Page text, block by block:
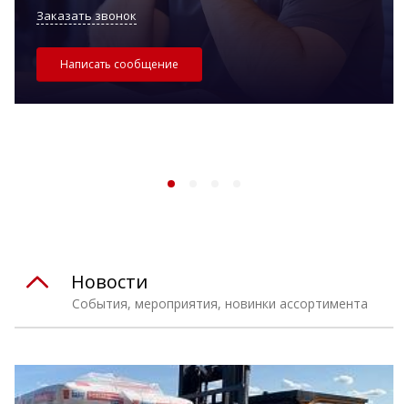
Заказать звонок
Написать сообщение
События, мероприятия, новинки ассортимента
Новости